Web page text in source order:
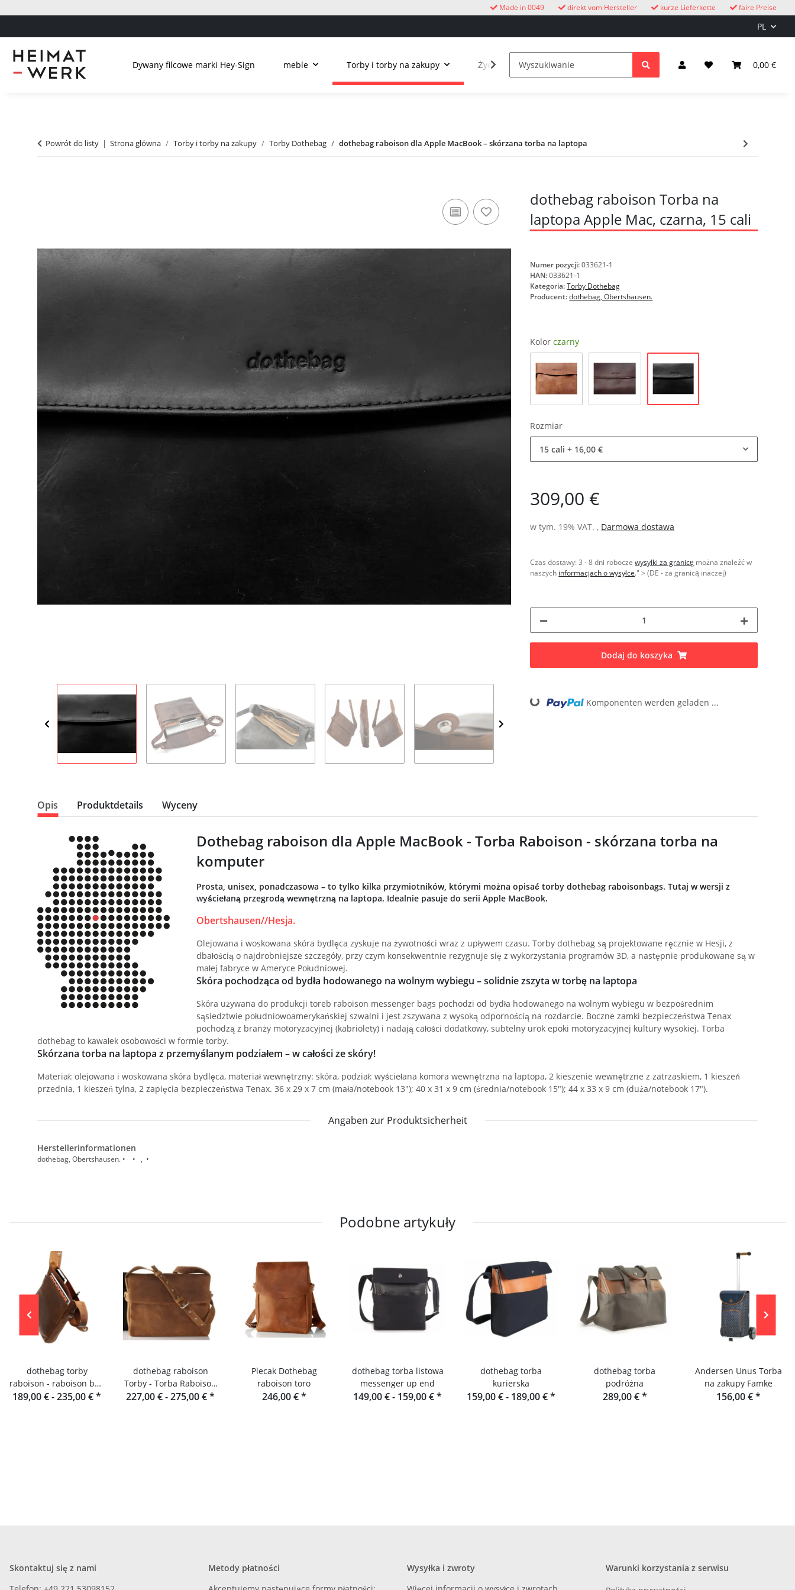
faire Preise
kurze Lieferkette
direkt vom Hersteller
Made in 0049
PL
0,00 €
Dywany filcowe marki Hey-Sign meble Torby i torby na zakupy Życie na świeżym powietrzu Zegary z kukułką dzieci
Powrót do listy Strona główna Torby i torby na zakupy Torby Dothebag dothebag raboison dla Apple MacBook – skórzana torba na laptopa
dothebag raboison Torba na
laptopa Apple Mac, czarna, 15 cali
Numer pozycji:033621-1
HAN:033621-1
Kategoria:Torby Dothebag
Producent:dothebag, Obertshausen.
Kolorczarny
Rozmiar
15 cali + 16,00 €
309,00 €
w tym. 19% VAT. , Darmowa dostawa
Czas dostawy:3 - 8 dni roboczewysyłki za granicę można znaleźć w
naszych informacjach o wysyłce." > (DE - za granicą inaczej)
Dodaj do koszyka
Komponenten werden geladen ...
Opis Produktdetails Wyceny
Dothebag raboison dla Apple MacBook - Torba Raboison - skórzana torba na
komputer
Prosta, unisex, ponadczasowa – to tylko kilka przymiotników, którymi można opisać torby dothebag raboisonbags. Tutaj w wersji z
wyściełaną przegrodą wewnętrzną na laptopa. Idealnie pasuje do serii Apple MacBook.
Obertshausen//Hesja.
Olejowana i woskowana skóra bydlęca zyskuje na żywotności wraz z upływem czasu. Torby dothebag są projektowane ręcznie w Hesji, z
dbałością o najdrobniejsze szczegóły, przy czym konsekwentnie rezygnuje się z wykorzystania programów 3D, a następnie produkowane są w
małej fabryce w Ameryce Południowej.
Skóra pochodząca od bydła hodowanego na wolnym wybiegu – solidnie zszyta w torbę na laptopa
Skóra używana do produkcji toreb raboison messenger bags pochodzi od bydła hodowanego na wolnym wybiegu w bezpośrednim
sąsiedztwie południowoamerykańskiej szwalni i jest zszywana z wysoką odpornością na rozdarcie. Boczne zamki bezpieczeństwa Tenax
pochodzą z branży motoryzacyjnej (kabriolety) i nadają całości dodatkowy, subtelny urok epoki motoryzacyjnej kultury wysokiej. Torba
dothebag to kawałek osobowości w formie torby.
Skórzana torba na laptopa z przemyślanym podziałem – w całości ze skóry!
Materiał: olejowana i woskowana skóra bydlęca, materiał wewnętrzny: skóra, podział: wyściełana komora wewnętrzna na laptopa, 2 kieszenie wewnętrzne z zatrzaskiem, 1 kieszeń
przednia, 1 kieszeń tylna, 2 zapięcia bezpieczeństwa Tenax. 36 x 29 x 7 cm (mała/notebook 13"); 40 x 31 x 9 cm (średnia/notebook 15"); 44 x 33 x 9 cm (duża/notebook 17").
Angaben zur Produktsicherheit
Herstellerinformationen
dothebag, Obertshausen. • • , •
Podobne artykuły
dothebag torby
raboison - raboison bag
upend Format pionowy
189,00 € -235,00 €*
dothebag raboison
Torby - Torba Raboison
w formacie poziomym
227,00 € -275,00 €*
Plecak Dothebag
raboison toro
246,00 €*
dothebag torba listowa
messenger up end
149,00 € - 159,00 €*
dothebag torba
kurierska
159,00 € - 189,00 €*
dothebag torba
podróżna
289,00 €*
Andersen Unus Torba
na zakupy Famke
156,00 €*
Skontaktuj się z nami
Metody płatności
Wysyłka i zwroty
Warunki korzystania z serwisu